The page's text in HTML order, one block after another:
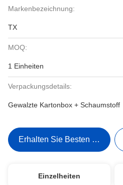
Markenbezeichnung:
TX
MOQ:
1 Einheiten
Verpackungsdetails:
Gewalzte Kartonbox + Schaumstoff
Erhalten Sie Besten Preis
Einzelheiten